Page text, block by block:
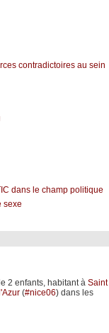
contradictoires au sein
dans le champ politique
sexe
2 enfants, habitant à Saint
(#nice06) dans les